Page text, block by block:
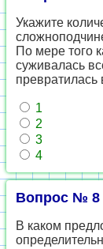
Укажите
По мере того
суживалась
превратилась
1
2
3
4
Вопрос № 8
В каком